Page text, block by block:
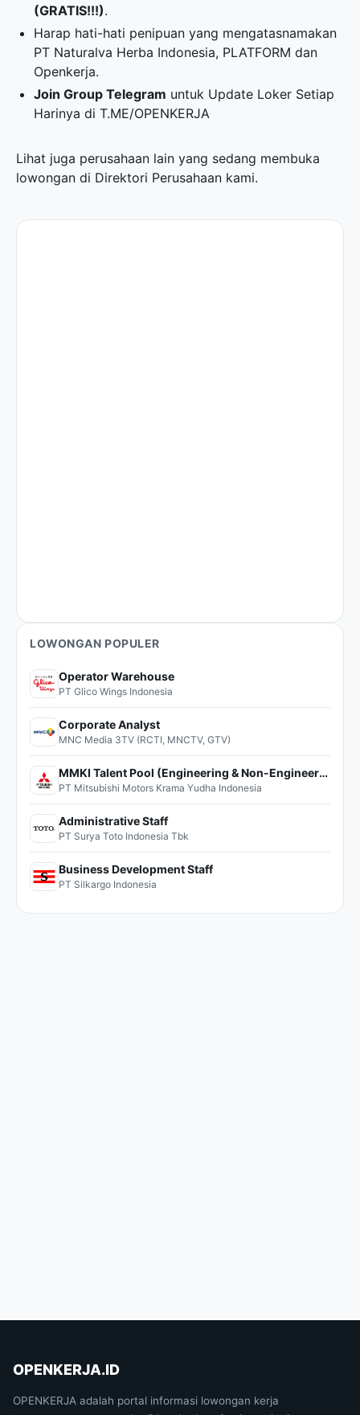
(GRATIS!!!).
Harap hati-hati penipuan yang mengatasnamakan
PT Naturalva Herba Indonesia, PLATFORM dan
Openkerja.
Join Group Telegram untuk Update Loker Setiap
Harinya diT.ME/OPENKERJA
Lihat juga perusahaan lain yang sedang membuka
lowongan di Direktori Perusahaan kami.
LOWONGAN POPULER
Operator Warehouse
PT Glico Wings Indonesia
Corporate Analyst
MNC Media 3TV (RCTI, MNCTV, GTV)
MMKI Talent Pool (Engineering & Non-Engineering)
PT Mitsubishi Motors Krama Yudha Indonesia
Administrative Staff
PT Surya Toto Indonesia Tbk
Business Development Staff
PT Silkargo Indonesia
OPENKERJA.ID
OPENKERJA adalah portal informasi lowongan kerja